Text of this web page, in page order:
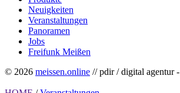
Neuigkeiten
Veranstaltungen
Panoramen
Jobs
Freifunk Meißen
© 2026 meissen.online // pdir / digital agentur -